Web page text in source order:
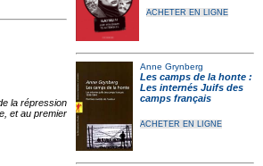
ACHETER EN LIGNE
Anne Grynberg
Les camps de la honte :
Les internés Juifs des
camps français
ACHETER EN LIGNE
la répression
et au premier